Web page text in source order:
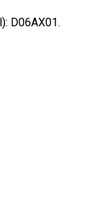
D06AX01.